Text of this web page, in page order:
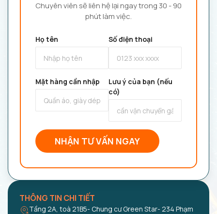
THÔNG TIN CHI TIẾT
Tầng 2A, toà 21B5- Chung cư Green Star- 234 Phạm
Chuyên viên sẽ liên hệ lại ngay trong 30 - 90
phút làm việc.
Họ tên Số điện thoại
Mặt hàng cần nhập
Lưu ý của bạn (nếu
có)
NHẬN TƯ VẤN NGAY